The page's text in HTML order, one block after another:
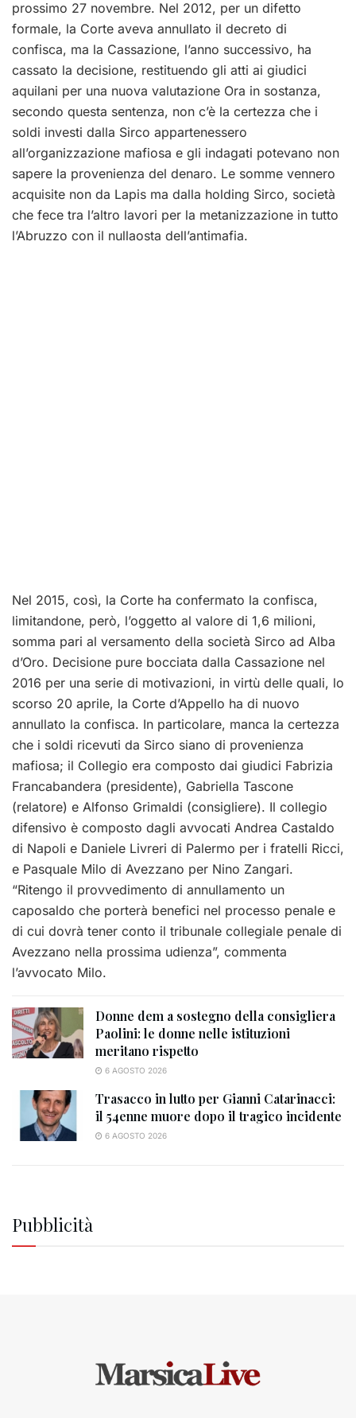
prossimo 27 novembre. Nel 2012, per un difetto
formale, la Corte aveva annullato il decreto di
confisca, ma la Cassazione, l’anno successivo, ha
cassato la decisione, restituendo gli atti ai giudici
aquilani per una nuova valutazione Ora in sostanza,
secondo questa sentenza, non c’è la certezza che i
soldi investi dalla Sirco appartenessero
all’organizzazione mafiosa e gli indagati potevano non
sapere la provenienza del denaro. Le somme vennero
acquisite non da Lapis ma dalla holding Sirco, società
che fece tra l’altro lavori per la metanizzazione in tutto
l’Abruzzo con il nullaosta dell’antimafia.
Nel 2015, così, la Corte ha confermato la confisca,
limitandone, però, l’oggetto al valore di 1,6 milioni,
somma pari al versamento della società Sirco ad Alba
d’Oro. Decisione pure bocciata dalla Cassazione nel
2016 per una serie di motivazioni, in virtù delle quali, lo
scorso 20 aprile, la Corte d’Appello ha di nuovo
annullato la confisca. In particolare, manca la certezza
che i soldi ricevuti da Sirco siano di provenienza
mafiosa; il Collegio era composto dai giudici Fabrizia
Francabandera (presidente), Gabriella Tascone
(relatore) e Alfonso Grimaldi (consigliere). Il collegio
difensivo è composto dagli avvocati Andrea Castaldo
di Napoli e Daniele Livreri di Palermo per i fratelli Ricci,
e Pasquale Milo di Avezzano per Nino Zangari.
“Ritengo il provvedimento di annullamento un
caposaldo che porterà benefici nel processo penale e
di cui dovrà tener conto il tribunale collegiale penale di
Avezzano nella prossima udienza”, commenta
l’avvocato Milo.
Donne dem a sostegno della consigliera
Paolini: le donne nelle istituzioni
meritano rispetto
6 AGOSTO 2026
Trasacco in lutto per Gianni Catarinacci:
il 54enne muore dopo il tragico incidente
6 AGOSTO 2026
Pubblicità